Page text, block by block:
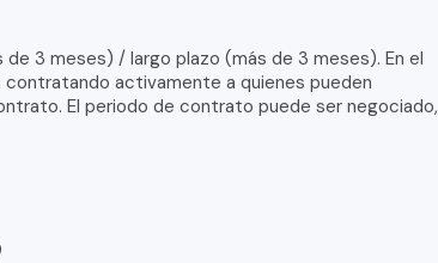
3 meses) / largo plazo (más de 3 meses). En el
activamente a quienes pueden
El periodo de contrato puede ser negociado,